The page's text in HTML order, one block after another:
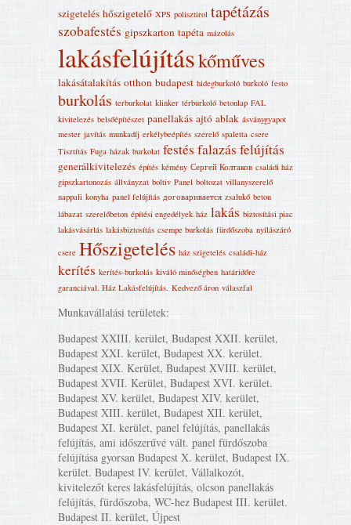
szigetelés hőszigetelő XPS polisztirol tapétázás
szobafestés gipszkarton tapéta mázolás
lakásfelújításkőműves
lakásátalakítás otthon budapest hidegburkoló burkoló festo
burkolás terburkolat klinker térburkoló betonlap FAL
kivitelezés belsőépítészet panellakás ajtó ablak ásványgyapot
mester javítás munkadíj erkélybeépítés szerelő spaletta csere
Tisztítás Fuga házak burkolat festés falazás felújítás
generálkivitelezés építés kémény Сергей Колтаков családi ház
gipszkartonozás állványzat boltiv Panel boltozat villanyszerelő
nappali konyha panel felújítás договаривается zsalukő beton
lábazat szerelőbeton építési engedélyek ház lakás biztosítási piac
lakásvásárlás lakásbiztosítás csempe burkolás fürdőszoba nyílászáró
csere Hőszigetelés ház szigetelés családi-ház
kerítés kerítés-burkolás kiváló minőségben határidőre
garanciával. Ház Lakásfelújítás‎. Kedvező áron válaszfal
Munkavállalási területek:
Budapest XXIII. kerület, Budapest XXII. kerület,
Budapest XXI. kerület, Budapest XX. kerület.
Budapest XIX. Kerület, Budapest XVIII. kerület,
Budapest XVII. Kerület, Budapest XVI. kerület.
Budapest XV. kerület, Budapest XIV. kerület,
Budapest XIII. kerület, Budapest XII. kerület,
Budapest XI. kerület, panel felújítás, panellakás
felújítás, ami időszerűvé vált. panel fürdőszoba
felújítása gyorsan Budapest X. kerület, Budapest IX.
kerület. Budapest IV. kerület, Vállalkozót,
kivitelezőt keres lakásfelújítás, olcson panellakás
felújítás, fürdőszoba, WC-hez Budapest III. kerület.
Budapest II. kerület, Újpest